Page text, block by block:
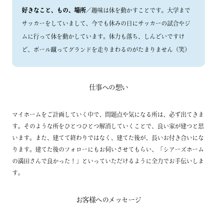
好きなこと、もの、場所／趣味は体を動かすことです。大学まで
サッカーをしていまして、今でも休みの日にサッカーの試合やジ
ムに行って体を動かしています。体力も落ち、しんどいですけ
ど、ボール蹴ってグランドを走りまわるのがたまりません（笑）
仕事への想い
マイホームをご計画していく中で、問題点や気になる所は、必ず出てきま
す。そのような所をひとつひとつ解消していくことで、良い家が建つと思
います。また、建てて終わりではなく、建てた後が、長いお付き合いにな
ります。建てた後のフォローにもお伺いさせてもらい、「シアーズホーム
の満田さんで良かった！」といっていただけるように全力でお手伝いしま
す。
お客様へのメッセージ